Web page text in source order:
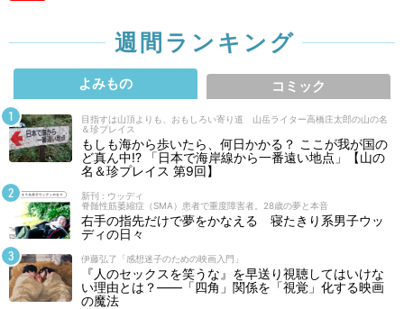
週間ランキング
よみもの コミック
目指すは山頂よりも、おもしろい寄り道 山岳ライター高橋庄太郎の山の名
＆珍プレイス
もしも海から歩いたら、何日かかる？ ここが我が国の
ど真ん中!? 「日本で海岸線から一番遠い地点」【山の
名＆珍プレイス 第9回】
新刊 : ウッディ
脊髄性筋萎縮症（SMA）患者で重度障害者。28歳の夢と本音
右手の指先だけで夢をかなえる 寝たきり系男子ウッ
ディの日々
伊藤弘了「感想迷子のための映画入門」
『人のセックスを笑うな』を早送り視聴してはいけな
い理由とは？――「四角」関係を「視覚」化する映画
の魔法